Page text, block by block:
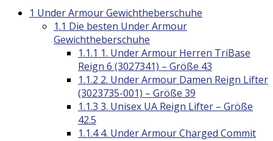
1 Under Armour Gewichtheberschuhe
1.1 Die besten Under Armour
Gewichtheberschuhe
1.1.1 1. Under Armour Herren TriBase
Reign 6 (3027341) – Größe 43
1.1.2 2. Under Armour Damen Reign Lifter
(3023735-001) – Größe 39
1.1.3 3. Unisex UA Reign Lifter – Größe
42.5
1.1.44. Under Armour Charged Commit